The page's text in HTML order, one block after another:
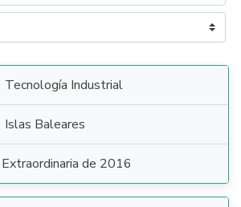
Tecnología Industrial
Islas Baleares
Extraordinaria de 2016